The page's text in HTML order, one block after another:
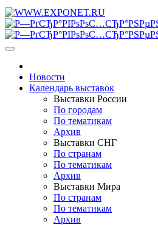
Новости
Календарь выставок
Выставки России
По городам
По тематикам
Архив
Выставки СНГ
По странам
По тематикам
Архив
Выставки Мира
По странам
По тематикам
Архив